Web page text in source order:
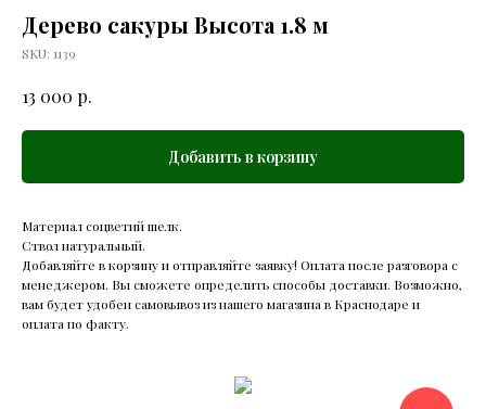
Дерево сакуры Высота 1.8 м
SKU: 1139
13 000 р.
Добавить в корзину
Материал соцветий шелк.
Ствол натуральный.
Добавляйте в корзину и отправляйте заявку! Оплата после разговора с
менеджером. Вы сможете определить способы доставки. Возможно,
вам будет удобен самовывоз из нашего магазина в Краснодаре и
оплата по факту.